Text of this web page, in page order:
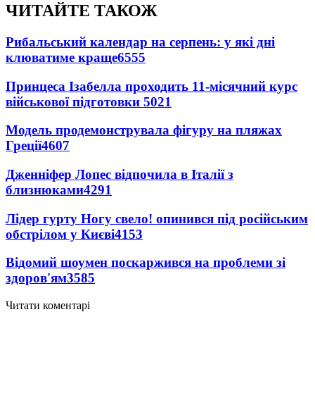
ЧИТАЙТЕ ТАКОЖ
Рибальський календар на серпень: у які дні
клюватиме краще6555
Принцеса Ізабелла проходить 11-місячний курс
військової підготовки 5021
Модель продемонструвала фігуру на пляжах
Греції4607
Дженніфер Лопес відпочила в Італії з
близнюками4291
Лідер гурту Ногу свело! опинився під російським
обстрілом у Києві4153
Відомий шоумен поскаржився на проблеми зі
здоров'ям3585
Читати коментарі